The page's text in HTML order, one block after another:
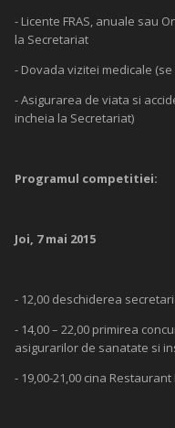
- Licente FRAS, anuale sau
la Secretariat
- Dovada vizitei medicale
- Asigurarea de viata si
incheia la Secretariat)
Programul competitiei:
Joi, 7 mai 2015
- 12,00 deschiderea
- 14,00 – 22,00 primirea
asigurarilor de sanatate si
- 19,00-21,00 cina